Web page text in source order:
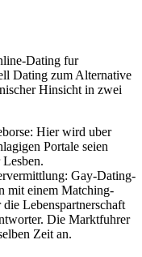
Dating fur
Dating zum Alternative
Hinsicht in zwei
Hier wird uber
Portale seien
Gay-Dating-
mit einem Matching-
Lebenspartnerschaft
Die Marktfuhrer
Zeit an.